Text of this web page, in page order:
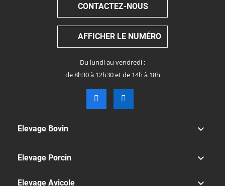
CONTACTEZ-NOUS
AFFICHER LE NUMÉRO
Du lundi au vendredi :
de 8h30 à 12h30 et de 14h à 18h
Elevage Bovin 
Elevage Porcin 
Elevage Avicole 